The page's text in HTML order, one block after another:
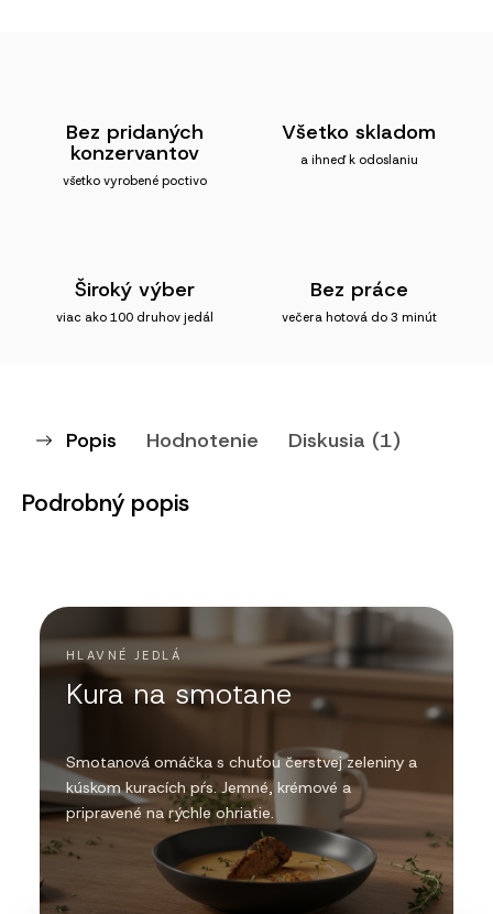
Bez pridaných
konzervantov
všetko vyrobené poctivo
Všetko skladom
a ihneď k odoslaniu
Široký výber
viac ako 100 druhov jedál
Bez práce
večera hotová do 3 minút
Popis Hodnotenie Diskusia (1)
Podrobný popis
HLAVNÉ JEDLÁ
Kura na smotane
Smotanová omáčka s chuťou čerstvej zeleniny a
kúskom kuracích pŕs. Jemné, krémové a
pripravené na rýchle ohriatie.